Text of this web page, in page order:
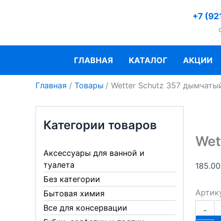
+7
ГЛАВНАЯ КАТАЛОГ АКЦИИ
Главная Товары Wetter Schutz 357
Категории товаров
Аксессуары для ванной и
туалета
Без категории
Бытовая химия
Все для консервации
185.00
-
товара